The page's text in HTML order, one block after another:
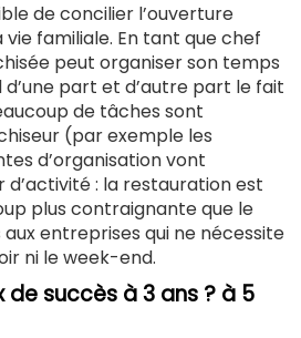
de concilier l’ouverture
vie familiale. En tant que chef
peut organiser son temps
part et d’autre part le fait
de tâches sont
(par exemple les
d’organisation vont
: la restauration est
plus contraignante que le
entreprises qui ne nécessite
ni le week-end.
de succès à 3 ans ? à 5